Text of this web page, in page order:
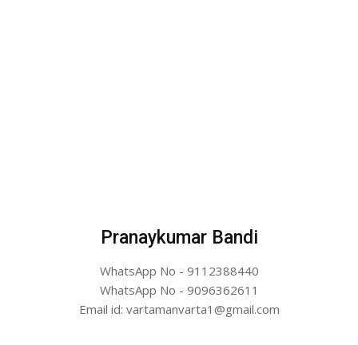
Pranaykumar Bandi
WhatsApp No - 9112388440
WhatsApp No - 9096362611
Email id: vartamanvarta1@gmail.com